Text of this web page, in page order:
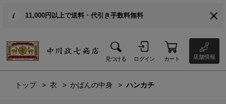
11,000円以上で送料・代引き手数料無料
見つける ログイン カート 店舗情報
トップ 衣 かばんの中身 ハンカチ